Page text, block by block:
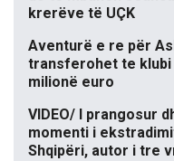
krerëve të UÇK
Aventurë e re për
transferohet te klubi
milionë euro
VIDEO/ I prangosur
momenti i
Shqipëri, autor i tre